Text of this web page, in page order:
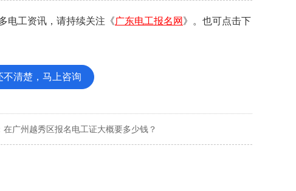
电工资讯，请持续关注《广东电工报名网 》。也可点击下
不清楚，马上咨询
在广州越秀区报名电工证大概要多少钱？